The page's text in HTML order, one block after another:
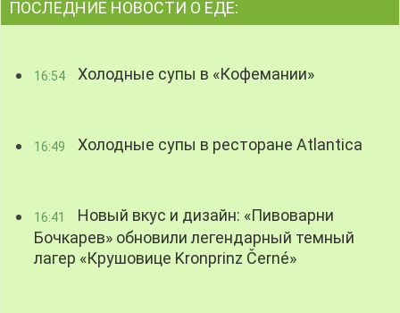
ПОСЛЕДНИЕ НОВОСТИ О ЕДЕ:
16:54 Холодные супы в «Кофемании»
16:49 Холодные супы в ресторане Atlantica
16:41
Новый вкус и дизайн: «Пивоварни
Бочкарев» обновили легендарный темный
лагер «Крушовице Kronprinz Černé»